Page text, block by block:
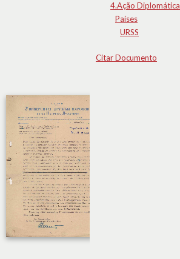
4.Ação Diplomática
Países
URSS
Citar Documento